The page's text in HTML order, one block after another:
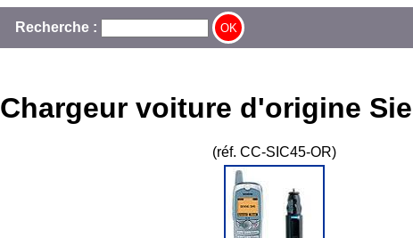
Recherche :
Chargeur voiture d'origine
(réf. CC-SIC45-OR)